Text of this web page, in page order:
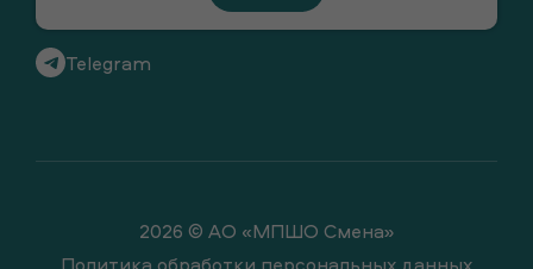
Telegram
2026 © АО «МПШО Смена»